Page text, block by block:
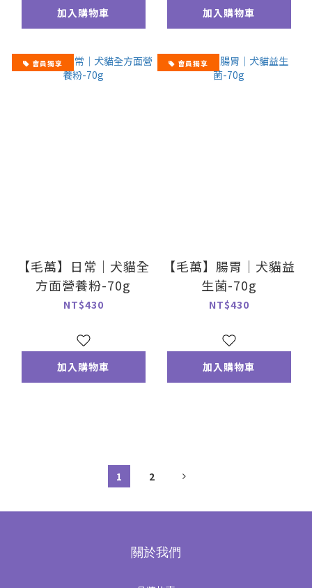
加入購物車 加入購物車
會員獨享
【毛萬】日常｜犬貓全
方面營養粉-70g
NT$430
加入購物車
會員獨享
【毛萬】腸胃｜犬貓益
生菌-70g
NT$430
加入購物車
1 2
關於我們